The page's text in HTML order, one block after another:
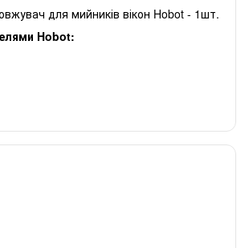
для мийників вікон Hobot - 1шт.
Hobot: